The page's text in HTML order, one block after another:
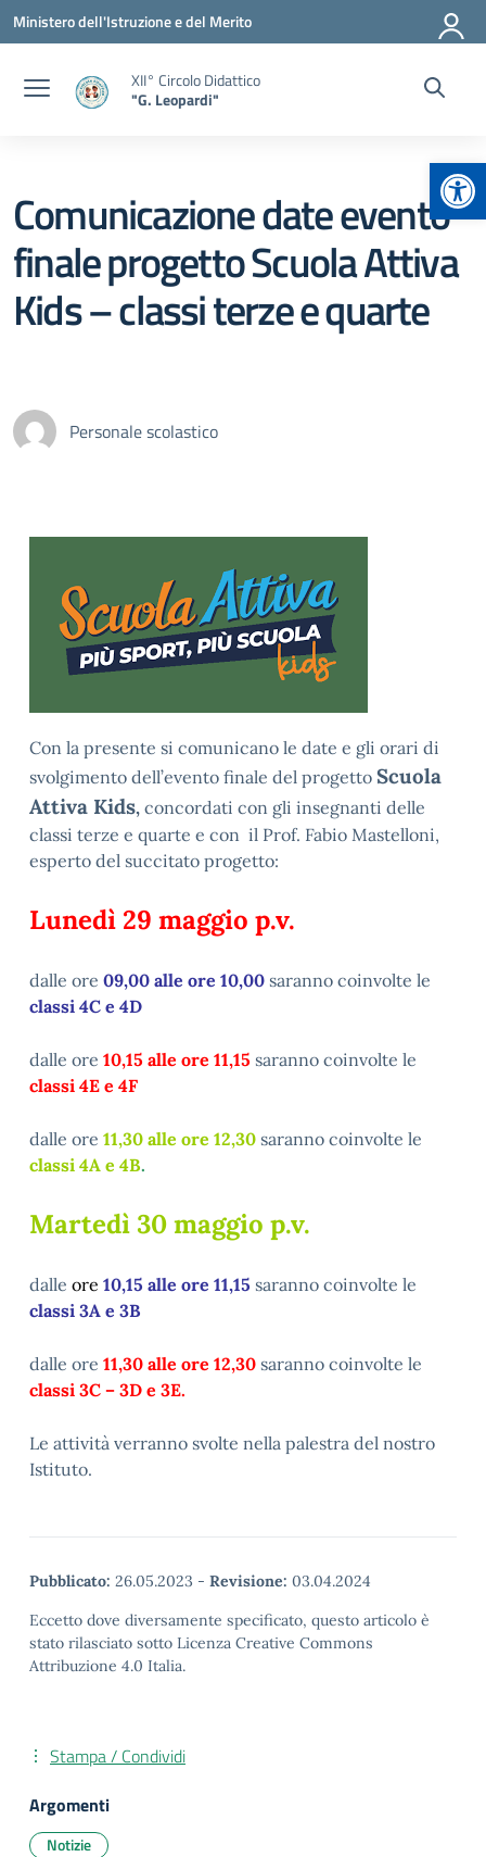
Vai ai contenuti
Vai al menu di navigazione
Vai al footer
Ministero dell'Istruzione e del Merito
XII° Circolo Didattico
"G. Leopardi"
Comunicazione date evento
finale progetto Scuola Attiva
Kids – classi terze e quarte
Personale scolastico
Con la presente si comunicano le date e gli orari di
svolgimento dell’evento finale del progetto Scuola
Attiva Kids, concordati con gli insegnanti delle
classi terze e quarte e con il Prof. Fabio Mastelloni,
esperto del succitato progetto:
Lunedì 29 maggio p.v.
dalle ore 09,00 alle ore 10,00 saranno coinvolte le
classi 4C e 4D
dalle ore 10,15 alle ore 11,15 saranno coinvolte le
classi 4E e 4F
dalle ore 11,30 alle ore 12,30 saranno coinvolte le
classi 4A e 4B.
Martedì 30 maggio p.v.
dalle ore 10,15 alle ore 11,15 saranno coinvolte le
classi 3A e 3B
dalle ore 11,30 alle ore 12,30 saranno coinvolte le
classi 3C – 3D e 3E.
Le attività verranno svolte nella palestra del nostro
Istituto.
Pubblicato: 26.05.2023 - Revisione: 03.04.2024
Eccetto dove diversamente specificato, questo articolo è
stato rilasciato sotto Licenza Creative Commons
Attribuzione 4.0 Italia.
Stampa / Condividi
Argomenti
Notizie